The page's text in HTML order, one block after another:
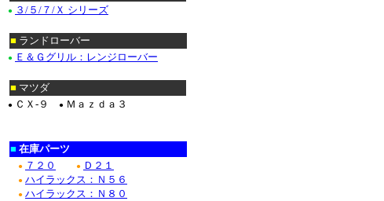
● ３/５/７/Ｘ シリーズ
■ ランドローバー
● Ｅ＆Ｇグリル：レンジローバー
■ マツダ
● ＣＸ-９ ● Ｍａｚｄａ３
■ 在庫パーツ
● ７２０ ● Ｄ２１
● ハイラックス：Ｎ５６
● ハイラックス：Ｎ８０